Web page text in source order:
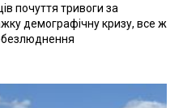
почуття тривоги за
демографічну кризу, все ж